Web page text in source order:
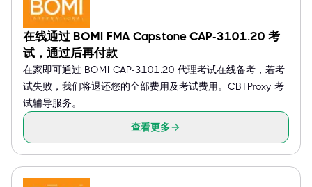
在线通过 BOMI FMA Capstone CAP-3101.20 考
试，通过后再付款
在家即可通过 BOMI CAP-3101.20 代理考试在线备考，若考
试失败，我们将退还您的全部费用及考试费用。CBTProxy 考
试辅导服务。
查看更多